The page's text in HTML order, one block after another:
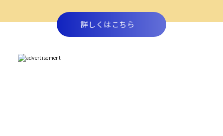
詳しくはこちら